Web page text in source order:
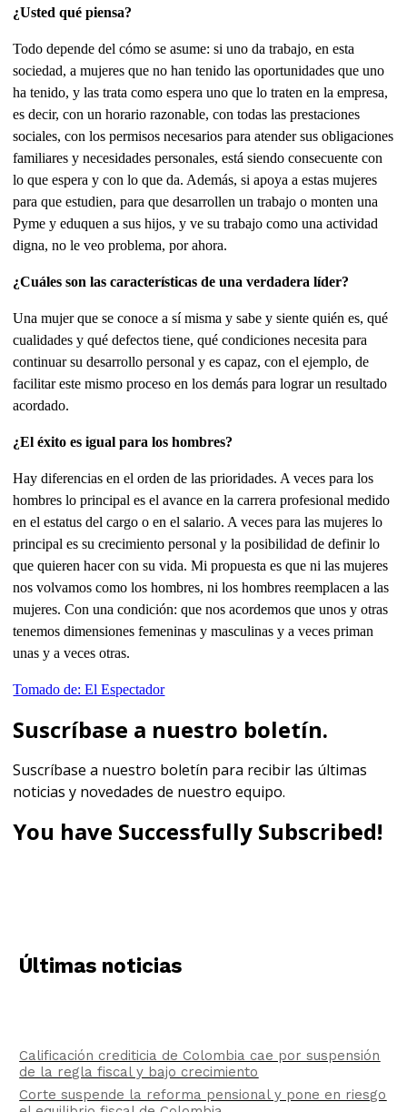
¿Usted qué piensa?
Todo depende del cómo se asume: si uno da trabajo, en esta
sociedad, a mujeres que no han tenido las oportunidades que uno
ha tenido, y las trata como espera uno que lo traten en la empresa,
es decir, con un horario razonable, con todas las prestaciones
sociales, con los permisos necesarios para atender sus obligaciones
familiares y necesidades personales, está siendo consecuente con
lo que espera y con lo que da. Además, si apoya a estas mujeres
para que estudien, para que desarrollen un trabajo o monten una
Pyme y eduquen a sus hijos, y ve su trabajo como una actividad
digna, no le veo problema, por ahora.
¿Cuáles son las características de una verdadera líder?
Una mujer que se conoce a sí misma y sabe y siente quién es, qué
cualidades y qué defectos tiene, qué condiciones necesita para
continuar su desarrollo personal y es capaz, con el ejemplo, de
facilitar este mismo proceso en los demás para lograr un resultado
acordado.
¿El éxito es igual para los hombres?
Hay diferencias en el orden de las prioridades. A veces para los
hombres lo principal es el avance en la carrera profesional medido
en el estatus del cargo o en el salario. A veces para las mujeres lo
principal es su crecimiento personal y la posibilidad de definir lo
que quieren hacer con su vida. Mi propuesta es que ni las mujeres
nos volvamos como los hombres, ni los hombres reemplacen a las
mujeres. Con una condición: que nos acordemos que unos y otras
tenemos dimensiones femeninas y masculinas y a veces priman
unas y a veces otras.
Tomado de: El Espectador
Suscríbase a nuestro boletín.
Suscríbase a nuestro boletín para recibir las últimas
noticias y novedades de nuestro equipo.
You have Successfully Subscribed!
Últimas noticias
Calificación crediticia de Colombia cae por suspensión
de la regla fiscal y bajo crecimiento
Corte suspende la reforma pensional y pone en riesgo